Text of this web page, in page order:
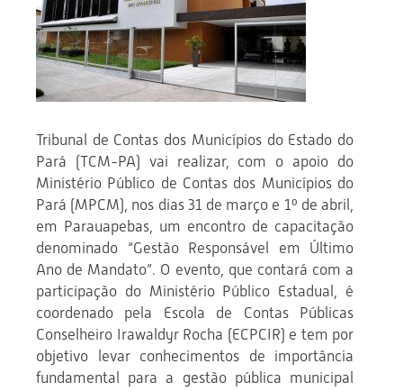
Tribunal de Contas dos Municípios do Estado do
Pará (TCM-PA) vai realizar, com o apoio do
Ministério Público de Contas dos Municípios do
Pará (MPCM), nos dias 31 de março e 1º de abril,
em Parauapebas, um encontro de capacitação
denominado “Gestão Responsável em Último
Ano de Mandato”. O evento, que contará com a
participação do Ministério Público Estadual, é
coordenado pela Escola de Contas Públicas
Conselheiro Irawaldyr Rocha (ECPCIR) e tem por
objetivo levar conhecimentos de importância
fundamental para a gestão pública municipal